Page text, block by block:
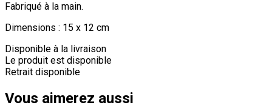
Fabriqué à la main.
Dimensions : 15 x 12 cm
Disponible à la livraison
Le produit est disponible
Retrait disponible
Vous aimerez aussi